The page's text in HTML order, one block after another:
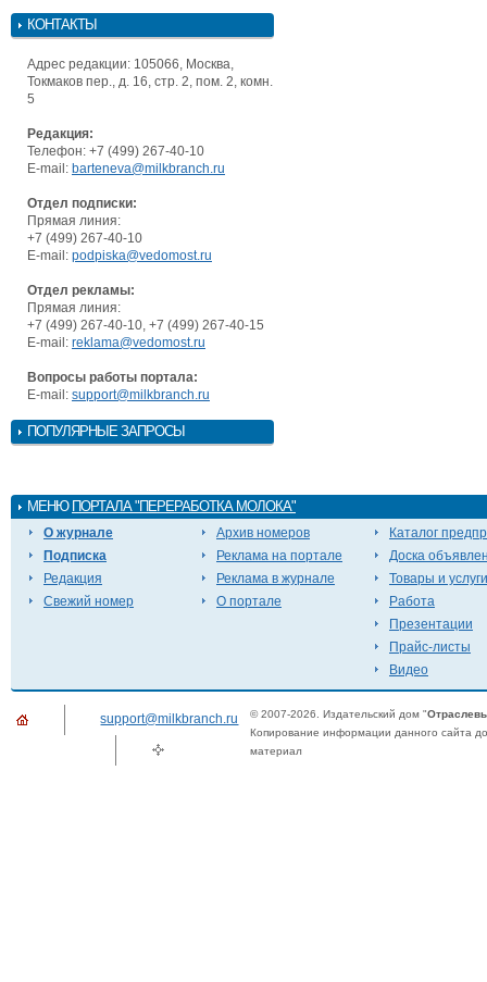
КОНТАКТЫ
Адрес редакции: 105066, Москва,
Токмаков пер., д. 16, стр. 2, пом. 2, комн.
5
Редакция:
Телефон: +7 (499) 267-40-10
E-mail: barteneva@milkbranch.ru
Отдел подписки:
Прямая линия:
+7 (499) 267-40-10
E-mail: podpiska@vedomost.ru
Отдел рекламы:
Прямая линия:
+7 (499) 267-40-10, +7 (499) 267-40-15
E-mail: reklama@vedomost.ru
Вопросы работы портала:
E-mail: support@milkbranch.ru
ПОПУЛЯРНЫЕ ЗАПРОСЫ
МЕНЮ ПОРТАЛА "ПЕРЕРАБОТКА МОЛОКА"
О журнале
Подписка
Редакция
Свежий номер
Архив номеров
Реклама на портале
Реклама в журнале
О портале
Каталог
Доска
Товары и услуги
Работа
Презентации
Прайс-листы
Видео
support@milkbranch.ru © 2007-2026. Издательский дом "
Копирование информации данного сайта
материал